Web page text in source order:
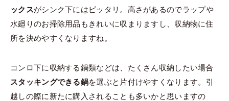
ックスがシンク下にはピッタリ。高さがあるのでラップや
水廻りのお掃除用品もきれいに収まりますし、収納物に住
所を決めやすくなりますね。
コンロ下に収納する鍋類などは、たくさん収納したい場合
スタッキングできる鍋を選ぶと片付けやすくなります。引
越しの際に新たに購入されることも多いかと思いますの